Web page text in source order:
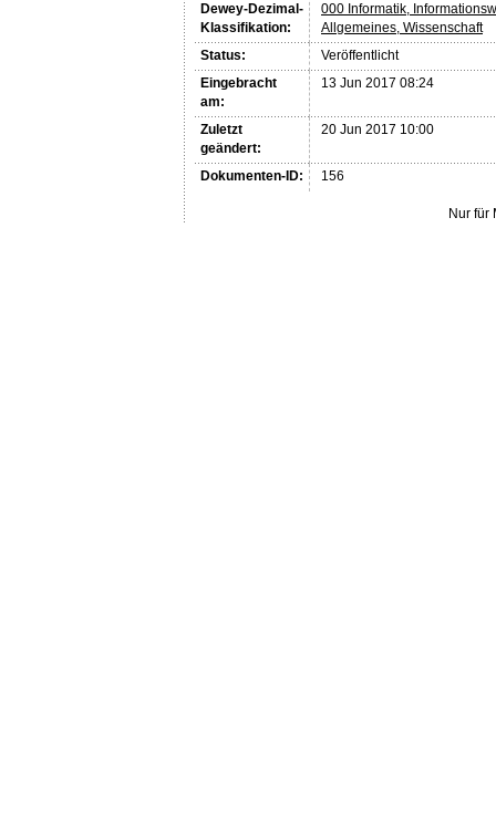
Dewey-Dezimal-
Klassifikation:
000 Informatik,
Allgemeines, Wissenschaft
Status:
Veröffentlicht
Eingebracht
am:
13 Jun 2017 08:24
Zuletzt
geändert:
20 Jun 2017 10:00
Dokumenten-ID: 156
Nur für